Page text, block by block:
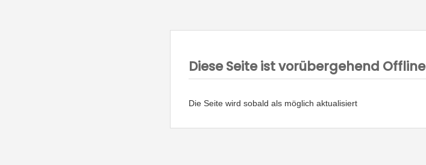
Diese Seite ist vorübergehend Offline
Die Seite wird sobald als möglich aktualisiert